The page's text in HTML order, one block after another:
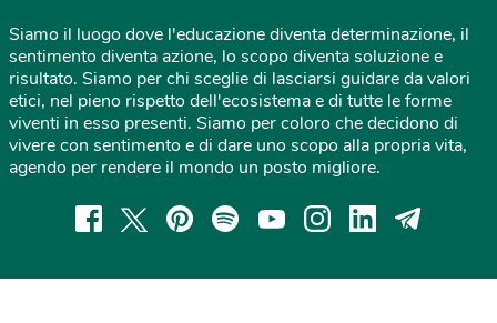
Siamo il luogo dove l'educazione diventa determinazione, il
sentimento diventa azione, lo scopo diventa soluzione e
risultato. Siamo per chi sceglie di lasciarsi guidare da valori
etici, nel pieno rispetto dell'ecosistema e di tutte le forme
viventi in esso presenti. Siamo per coloro che decidono di
vivere con sentimento e di dare uno scopo alla propria vita,
agendo per rendere il mondo un posto migliore.